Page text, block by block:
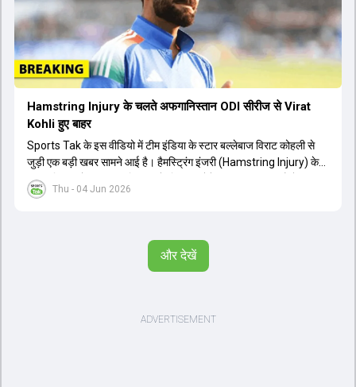
गंभीर से जुड़ी जानकारी भी साझा की गई।
Thu - 04 Jun 2026
Hamstring Injury के चलते अफगानिस्तान ODI सीरीज से Virat
Kohli हुए बाहर
Sports Tak के इस वीडियो में टीम इंडिया के स्टार बल्लेबाज विराट कोहली से
जुड़ी एक बड़ी खबर सामने आई है। हैमस्ट्रिंग इंजरी (Hamstring Injury) के
कारण विराट कोहली अफगानिस्तान के खिलाफ होने वाली आगामी तीन मैचों की
वनडे सीरीज से बाहर हो गए हैं। भारत और अफगानिस्तान के बीच इस वनडे सीरीज
खत्म हुए आईपीएल में शानदार प्रदर्शन करने वाले विराट कोहली का इस सीरीज से
बाहर होना भारतीय फैंस के लिए एक बहुत बड़ा झटका है। यह वनडे सीरीज 2027
और देखें